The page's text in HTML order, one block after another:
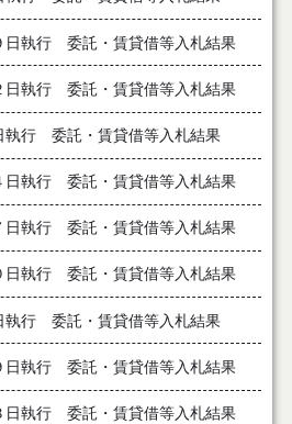
日執行 委託・賃貸借等入札結果
日執行 委託・賃貸借等入札結果
執行 委託・賃貸借等入札結果
日執行 委託・賃貸借等入札結果
日執行 委託・賃貸借等入札結果
日執行 委託・賃貸借等入札結果
執行 委託・賃貸借等入札結果
日執行 委託・賃貸借等入札結果
日執行 委託・賃貸借等入札結果